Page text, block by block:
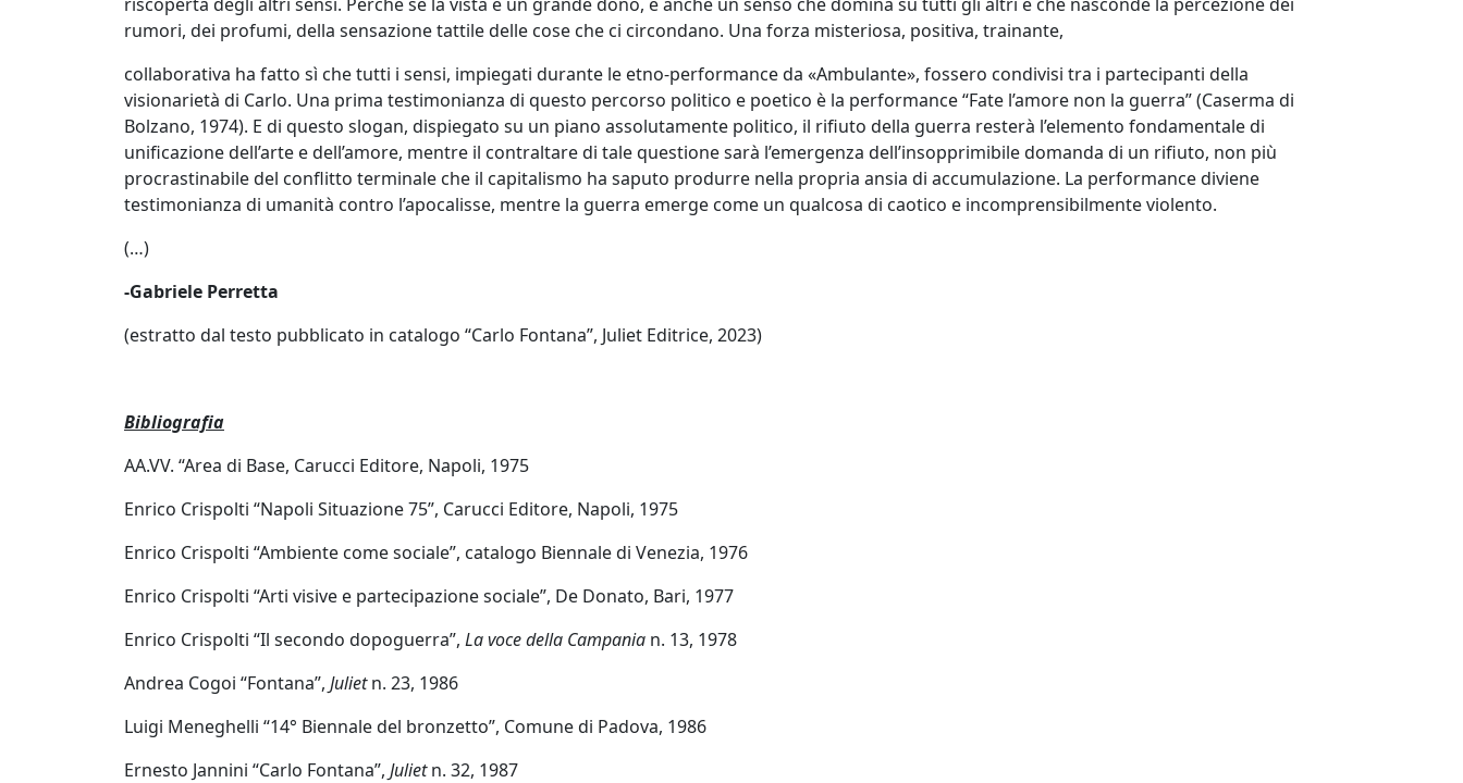
Ajello)
Paolo
Avanzi
Andrés
Elisabetta
Bacci
Bardino
Mattia
Barone
Maria
Basile
Bellini
rumori, dei profumi, della sensazione tattile delle cose che ci circondano. Una forza misteriosa, positiva, trainante,
collaborativa ha fatto sì che tutti i sensi, impiegati durante le etno-performance da «Ambulante», fossero condivisi tra i partecipanti della
visionarietà di Carlo. Una prima testimonianza di questo percorso politico e poetico è la performance “Fate l’amore non la guerra” (Caserma di
Bolzano, 1974). E di questo slogan, dispiegato su un piano assolutamente politico, il rifiuto della guerra resterà l’elemento fondamentale di
unificazione dell’arte e dell’amore, mentre il contraltare di tale questione sarà l’emergenza dell’insopprimibile domanda di un rifiuto, non più
procrastinabile del conflitto terminale che il capitalismo ha saputo produrre nella propria ansia di accumulazione. La performance diviene
testimonianza di umanità contro l’apocalisse, mentre la guerra emerge come un qualcosa di caotico e incomprensibilmente violento.
(…)
-Gabriele Perretta
(estratto dal testo pubblicato in catalogo “Carlo Fontana”, Juliet Editrice, 2023)
Bibliografia
AA.VV. “Area di Base, Carucci Editore, Napoli, 1975
Enrico Crispolti “Napoli Situazione 75”, Carucci Editore, Napoli, 1975
Enrico Crispolti “Ambiente come sociale”, catalogo Biennale di Venezia, 1976
Enrico Crispolti “Arti visive e partecipazione sociale”, De Donato, Bari, 1977
Enrico Crispolti “Il secondo dopoguerra”, La voce della Campania n. 13, 1978
Andrea Cogoi “Fontana”, Julietn. 23, 1986
Luigi Meneghelli “14° Biennale del bronzetto”, Comune di Padova, 1986
Ernesto Jannini “Carlo Fontana”, Julietn. 32, 1987